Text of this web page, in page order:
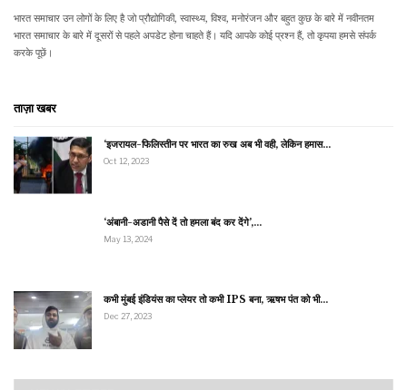
भारत समाचार उन लोगों के लिए है जो प्रौद्योगिकी, स्वास्थ्य, विश्व, मनोरंजन और बहुत कुछ के बारे में नवीनतम
भारत समाचार के बारे में दूसरों से पहले अपडेट होना चाहते हैं। यदि आपके कोई प्रश्न हैं, तो कृपया हमसे संपर्क
करके पूछें।
ताज़ा खबर
‘इजरायल-फिलिस्तीन पर भारत का रुख अब भी वही, लेकिन हमास…
Oct 12, 2023
‘अंबानी-अडानी पैसे दें तो हमला बंद कर देंगे’,…
May 13, 2024
कभी मुंबई इंडियंस का प्लेयर तो कभी IPS बना, ऋषभ पंत को भी…
Dec 27, 2023